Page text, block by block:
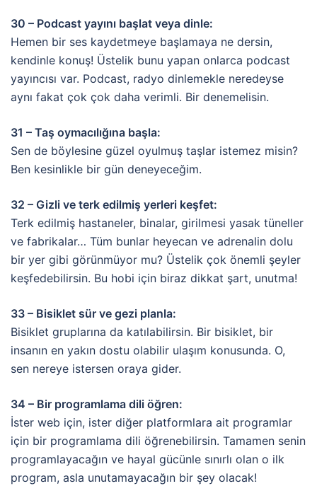
30 – Podcast yayını başlat veya dinle:
Hemen bir ses kaydetmeye başlamaya ne dersin,
kendinle konuş! Üstelik bunu yapan onlarca podcast
yayıncısı var. Podcast, radyo dinlemekle neredeyse
aynı fakat çok çok daha verimli. Bir denemelisin.
31 – Taş oymacılığına başla:
Sen de böylesine güzel oyulmuş taşlar istemez misin?
Ben kesinlikle bir gün deneyeceğim.
32 – Gizli ve terk edilmiş yerleri keşfet:
Terk edilmiş hastaneler, binalar, girilmesi yasak tüneller
ve fabrikalar… Tüm bunlar heyecan ve adrenalin dolu
bir yer gibi görünmüyor mu? Üstelik çok önemli şeyler
keşfedebilirsin. Bu hobi için biraz dikkat şart, unutma!
33 – Bisiklet sür ve gezi planla:
Bisiklet gruplarına da katılabilirsin. Bir bisiklet, bir
insanın en yakın dostu olabilir ulaşım konusunda. O,
sen nereye istersen oraya gider.
34 – Bir programlama dili öğren:
İster web için, ister diğer platformlara ait programlar
için bir programlama dili öğrenebilirsin. Tamamen senin
programlayacağın ve hayal gücünle sınırlı olan o ilk
program, asla unutamayacağın bir şey olacak!